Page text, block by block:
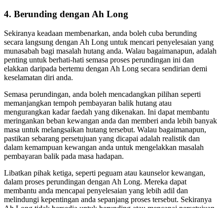
4. Berunding dengan Ah Long
Sekiranya keadaan membenarkan, anda boleh cuba berunding
secara langsung dengan Ah Long untuk mencari penyelesaian yang
munasabah bagi masalah hutang anda. Walau bagaimanapun, adalah
penting untuk berhati-hati semasa proses perundingan ini dan
elakkan daripada bertemu dengan Ah Long secara sendirian demi
keselamatan diri anda.
Semasa perundingan, anda boleh mencadangkan pilihan seperti
memanjangkan tempoh pembayaran balik hutang atau
mengurangkan kadar faedah yang dikenakan. Ini dapat membantu
meringankan beban kewangan anda dan memberi anda lebih banyak
masa untuk melangsaikan hutang tersebut. Walau bagaimanapun,
pastikan sebarang persetujuan yang dicapai adalah realistik dan
dalam kemampuan kewangan anda untuk mengelakkan masalah
pembayaran balik pada masa hadapan.
Libatkan pihak ketiga, seperti peguam atau kaunselor kewangan,
dalam proses perundingan dengan Ah Long. Mereka dapat
membantu anda mencapai penyelesaian yang lebih adil dan
melindungi kepentingan anda sepanjang proses tersebut. Sekiranya